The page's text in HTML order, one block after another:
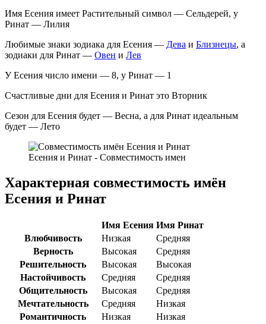
Имя Есения имеет Растительный символ — Сельдерей, у
Ринат — Лилия
Любимые знаки зодиака для Есения — Дева и Близнецы, а
зодиаки для Ринат — Овен и Лев
У Есения число имени — 8, у Ринат — 1
Счастливые дни для Есения и Ринат это Вторник
Сезон для Есения будет — Весна, а для Ринат идеальным
будет — Лето
Есения и Ринат - Совместимость имен
Характерная совместимость имён
Есения и Ринат
Имя Есения Имя Ринат
Влюбчивость
Низкая
Средняя
Верность
Высокая
Средняя
Решительность
Высокая
Высокая
Настойчивость
Средняя
Средняя
Общительность
Высокая
Средняя
Мечтательность
Средняя
Низкая
Романтичность
Низкая Низкая